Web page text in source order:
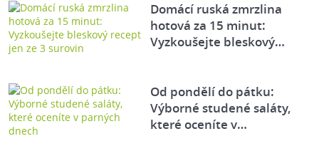
Domácí ruská zmrzlina
hotová za 15 minut:
Vyzkoušejte bleskový…
Od pondělí do pátku:
Výborné studené saláty,
které oceníte v…